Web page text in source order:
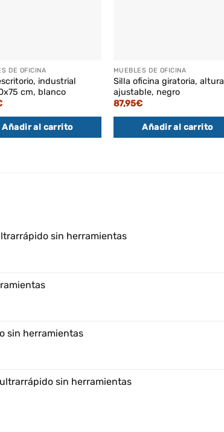
DE OFICINA
industrial
cm, blanco
Añadir al carrito
MUEBLES DE OFICINA
Silla oficina giratoria, altura
ajustable, negro
87,95€
Añadir al carrito
sin herramientas
sin herramientas
sin herramientas